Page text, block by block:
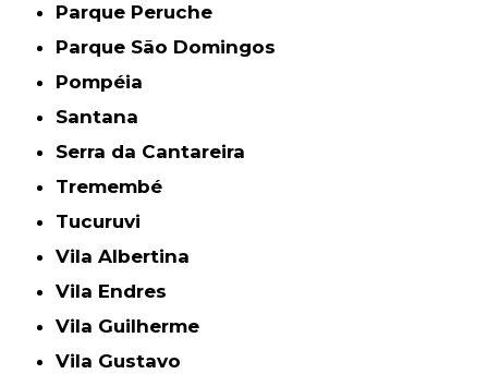
Parque Peruche
Parque São Domingos
Pompéia
Santana
Serra da Cantareira
Tremembé
Tucuruvi
Vila Albertina
Vila Endres
Vila Guilherme
Vila Gustavo